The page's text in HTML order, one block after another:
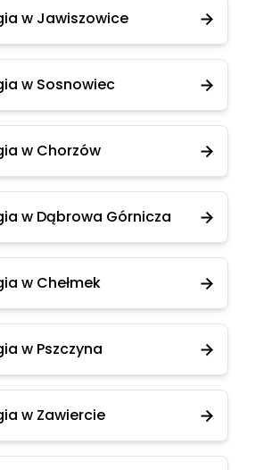
w Jawiszowice
w Sosnowiec
w Chorzów
w Dąbrowa Górnicza
w Chełmek
w Pszczyna
w Zawiercie